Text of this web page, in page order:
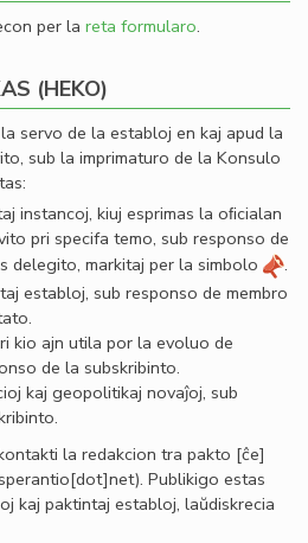
per la reta formularo.
(HEKO)
servo de la establoj en kaj apud la
sub la imprimaturo de la Konsulo
instancoj, kiuj esprimas la oﬁcialan
pri specifa temo, sub responso de
delegito, markitaj per la simbolo
.
establoj, sub responso de membro
kio ajn utila por la evoluo de
de la subskribinto.
kaj geopolitikaj novaĵoj, sub
la redakcion tra pakto [ĉe]
. Publikigo estas
kaj paktintaj establoj, laŭdiskrecia